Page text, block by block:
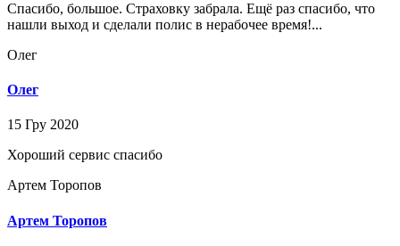
Спасибо, большое. Страховку забрала. Ещё раз спасибо, что
нашли выход и сделали полис в нерабочее время!...
Олег
Олег
15 Гру 2020
Хороший сервис спасибо
Артем Торопов
Артем Торопов